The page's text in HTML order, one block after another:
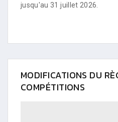
jusqu'au 31 juillet 2026.
MODIFICATIONS DU
COMPÉTITIONS